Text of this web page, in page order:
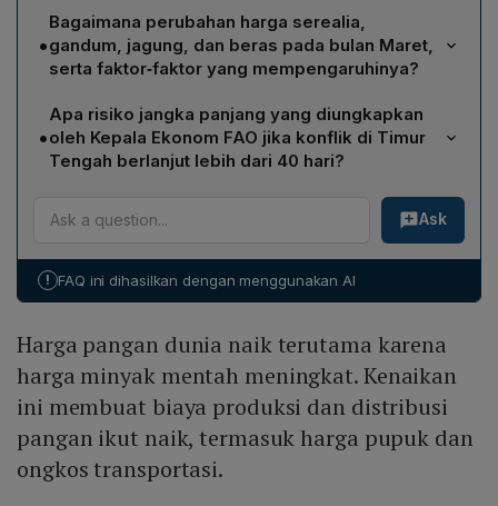
Kenaikan Indeks Harga Pangan FAO pada Maret 2026
dipicu utama oleh lonjakan harga energi, khususnya
minyak mentah, yang berhubungan dengan eskalasi
konflik di kawasan Timur Tengah. Harga energi yang
lebih tinggi menaikkan biaya produksi dan distribusi
pangan, termasuk pupuk serta ongkos transportasi,
sehingga berkontribusi pada kenaikan 2,4 % dibanding
•
Bagaimana perubahan harga serealia,
gandum, jagung, dan beras pada bulan Maret,
serta faktor‑faktor yang mempengaruhinya?
Harga serealia naik 1,5 % pada Maret, didorong
terutama oleh kenaikan harga gandum sebesar 4,3 %
yang dipicu kekeringan di Amerika Serikat serta
kemungkinan penurunan penanaman di Australia akibat
biaya pupuk yang tinggi. Sebaliknya, harga jagung
tetap stabil karena pasokan global masih mencukupi
meski permintaan bioetanol meningkat. Harga beras
justru turun 3,0 % karena musim panen, melemahnya
impor, dan pelemahan nilai tukar beberapa mata uang
•
Apa risiko jangka panjang yang diungkapkan
oleh Kepala Ekonom FAO jika konflik di Timur
Tengah berlanjut lebih dari 40 hari?
Menurut Kepala Ekonom FAO, Máximo Torero, bila
konflik di Timur Tengah berlanjut lebih dari 40 hari,
petani akan menghadapi pilihan sulit: mengurangi
tanam, atau beralih ke komoditas yang lebih hemat
menurunkan hasil panen dan mengancam pasokan
pangan global di masa depan, meskipun saat ini
pasokan masih dianggap relatif aman.
Ask
! FAQ ini dihasilkan dengan menggunakan AI
Harga pangan dunia naik terutama karena
harga minyak mentah meningkat. Kenaikan
ini membuat biaya produksi dan distribusi
pangan ikut naik, termasuk harga pupuk dan
ongkos transportasi.